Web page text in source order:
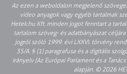
Az ezen a weboldalon megjelenő
video anyagok vagy egyéb tartalmak
Hetek.hu Kft. minden jogot fenntart a
tartalom szöveg- és adatbányászat
jogról szóló 1999. évi LXXVI. törvény
35/A. § (1) paragrafusa és a digitális
irányelv (Az Európai Parlament és a
alapján. © 2026